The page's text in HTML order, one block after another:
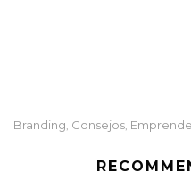
Branding Consejos